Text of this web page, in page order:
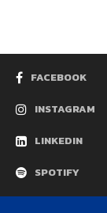
FACEBOOK
INSTAGRAM
LINKEDIN
SPOTIFY